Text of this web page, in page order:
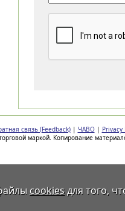
связь (Feedback) | ЧАВО | Privacy
маркой. Копирование
cookiesдля того,